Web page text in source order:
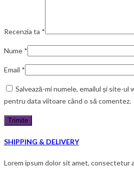
Recenzia ta *
Nume *
Email *
Salvează-mi numele, emailul și site-ul
pentru data viitoare când o să comentez.
SHIPPING & DELIVERY
Lorem ipsum dolor sit amet, consectetur